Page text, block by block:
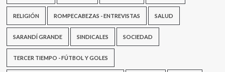
RELIGIÓN ROMPECABEZAS - ENTREVISTAS SALUD
SARANDÍ GRANDE SINDICALES SOCIEDAD
TERCER TIEMPO - FÚTBOL Y GOLES